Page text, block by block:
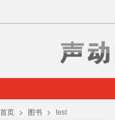
首页 图书 test